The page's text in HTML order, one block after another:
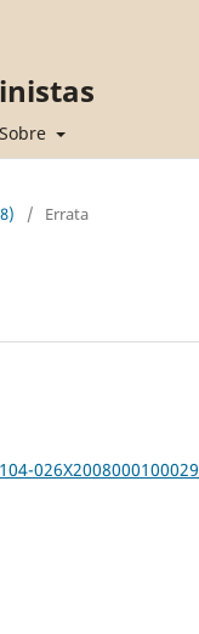
Sobre
/ Errata
026X2008000100029